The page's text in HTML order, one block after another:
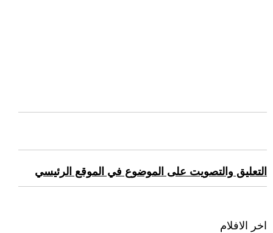
التعليق والتصويت على الموضوع في الموقع الرئيسي
اخر الافلام